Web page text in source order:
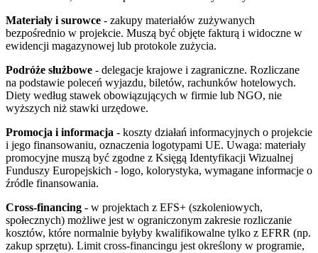
Materiały i surowce - zakupy materiałów zużywanych
bezpośrednio w projekcie. Muszą być objęte fakturą i widoczne w
ewidencji magazynowej lub protokole zużycia.
Podróże służbowe - delegacje krajowe i zagraniczne. Rozliczane
na podstawie poleceń wyjazdu, biletów, rachunków hotelowych.
Diety według stawek obowiązujących w firmie lub NGO, nie
wyższych niż stawki urzędowe.
Promocja i informacja - koszty działań informacyjnych o projekcie
i jego finansowaniu, oznaczenia logotypami UE. Uwaga: materiały
promocyjne muszą być zgodne z Księgą Identyfikacji Wizualnej
Funduszy Europejskich - logo, kolorystyka, wymagane informacje o
źródle finansowania.
Cross-financing - w projektach z EFS+ (szkoleniowych,
społecznych) możliwe jest w ograniczonym zakresie rozliczanie
kosztów, które normalnie byłyby kwalifikowalne tylko z EFRR (np.
zakup sprzętu). Limit cross-financingu jest określony w programie,